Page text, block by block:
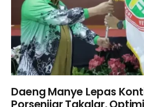
Daeng Manye Lepas